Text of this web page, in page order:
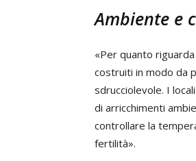
Ambiente e
«Per quanto
costruiti in modo da
sdrucciolevole. I
di arricchimenti
controllare la
fertilità».